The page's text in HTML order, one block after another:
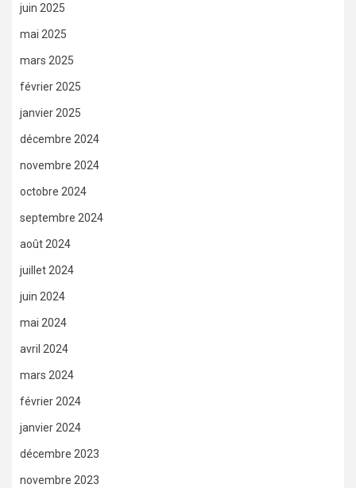
juin 2025
mai 2025
mars 2025
février 2025
janvier 2025
décembre 2024
novembre 2024
octobre 2024
septembre 2024
août 2024
juillet 2024
juin 2024
mai 2024
avril 2024
mars 2024
février 2024
janvier 2024
décembre 2023
novembre 2023